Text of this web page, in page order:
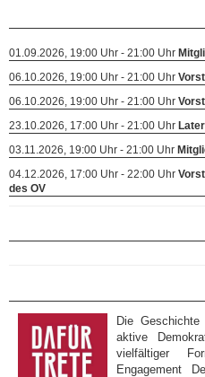
01.09.2026, 19:00 Uhr - 21:00 Uhr
06.10.2026, 19:00 Uhr - 21:00 Uhr
06.10.2026, 19:00 Uhr - 21:00 Uhr
23.10.2026, 17:00 Uhr - 21:00 Uhr
03.11.2026, 19:00 Uhr - 21:00 Uhr
04.12.2026, 17:00 Uhr - 22:00 Uhr
des OV
Die
aktive
vielfältiger
Engagement